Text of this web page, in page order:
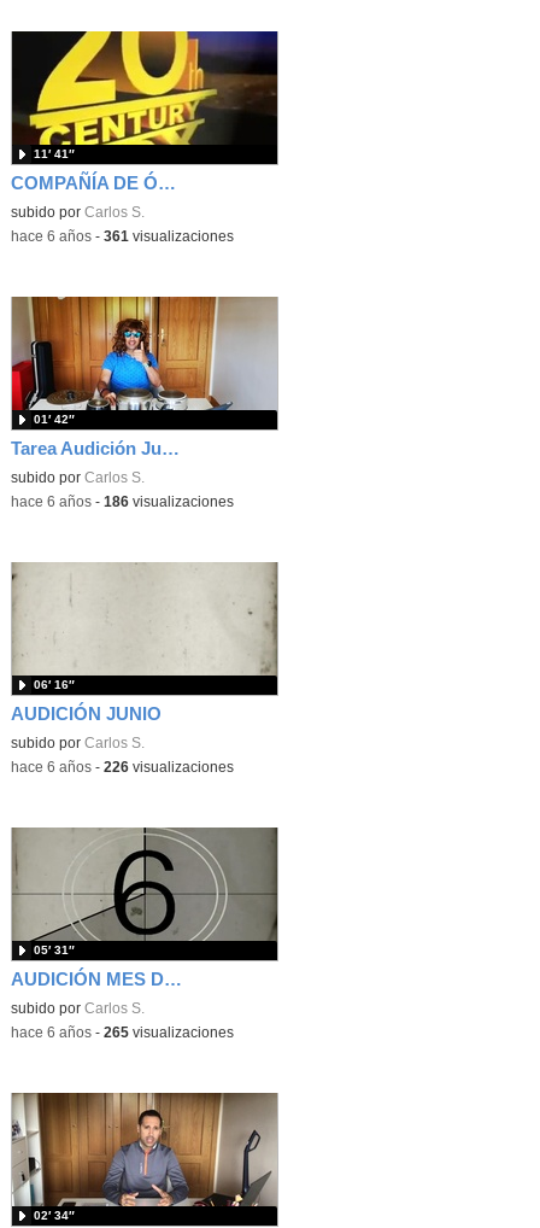
COMPAÑÍA DE ÓPERA "THE FANTASY´S FLOWERS"
subido por Carlos S.
11′ 41″
-hace 6 años- 361 visualizaciones
Tarea Audición Junio (Improvisando)
subido por Carlos S.
01′ 42″
-hace 6 años- 186visualizaciones
AUDICIÓN JUNIO
subido por Carlos S.
06′ 16″
-hace 6 años- 226visualizaciones
AUDICIÓN MES DE MAYO
subido por Carlos S.
05′ 31″
-hace 6 años- 265visualizaciones
02′ 34″